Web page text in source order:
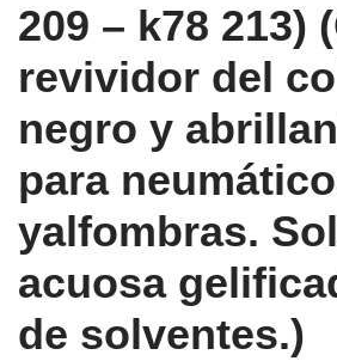
209 – k78 213)
revividor del
negro y
para
yalfombras.
acuosa
de solventes.)